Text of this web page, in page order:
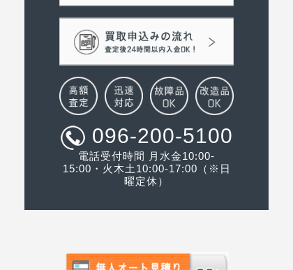
096-200-5100
電話受付時間 月水金10:00-
15:00・火木土10:00-17:00（※日
曜定休）